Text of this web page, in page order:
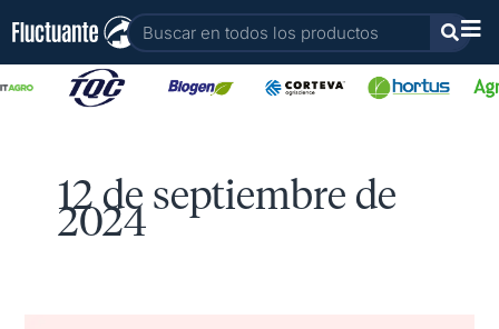
contenido
Buscar
12 de septiembre de
2024